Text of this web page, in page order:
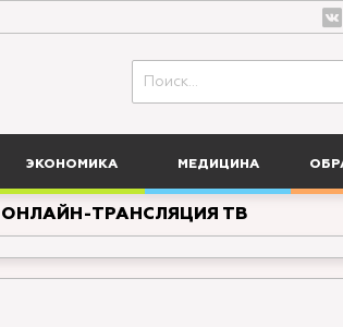
ЭКОНОМИКА МЕДИЦИНА
ОНЛАЙН-ТРАНСЛЯЦИЯ ТВ